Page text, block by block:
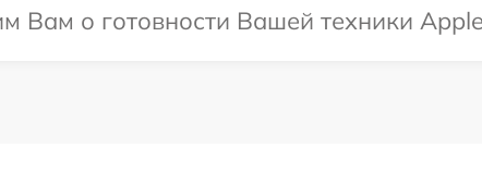
Вам о готовности Вашей техники